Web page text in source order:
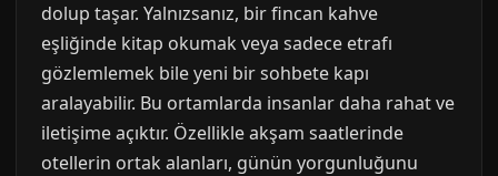
dolup taşar. Yalnızsanız, bir fincan kahve
eşliğinde kitap okumak veya sadece etrafı
gözlemlemek bile yeni bir sohbete kapı
aralayabilir. Bu ortamlarda insanlar daha rahat ve
iletişime açıktır. Özellikle akşam saatlerinde
otellerin ortak alanları, günün yorgunluğunu